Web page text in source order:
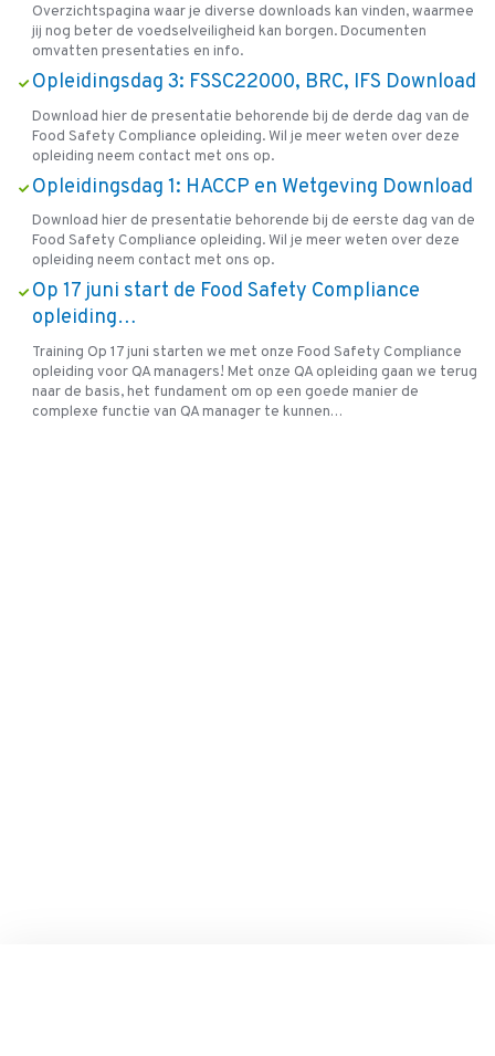
Overzichtspagina waar je diverse downloads kan vinden, waarmee
jij nog beter de voedselveiligheid kan borgen. Documenten
omvatten presentaties en info.
Opleidingsdag 3: FSSC22000, BRC, IFS Download
Download hier de presentatie behorende bij de derde dag van de
Food Safety Compliance opleiding. Wil je meer weten over deze
opleiding neem contact met ons op.
Opleidingsdag 1: HACCP en Wetgeving Download
Download hier de presentatie behorende bij de eerste dag van de
Food Safety Compliance opleiding. Wil je meer weten over deze
opleiding neem contact met ons op.
Op 17 juni start de Food Safety Compliance
opleiding…
Training Op 17 juni starten we met onze Food Safety Compliance
opleiding voor QA managers! Met onze QA opleiding gaan we terug
naar de basis, het fundament om op een goede manier de
complexe functie van QA manager te kunnen…